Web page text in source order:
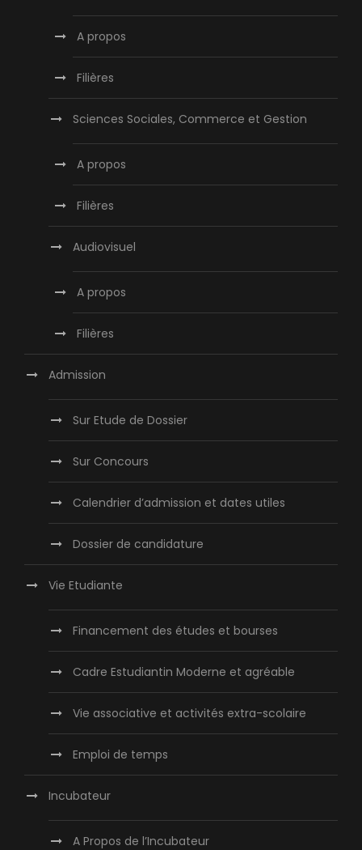
A propos
Filières
Sciences Sociales, Commerce et Gestion
A propos
Filières
Audiovisuel
A propos
Filières
Admission
Sur Etude de Dossier
Sur Concours
Calendrier d’admission et dates utiles
Dossier de candidature
Vie Etudiante
Financement des études et bourses
Cadre Estudiantin Moderne et agréable
Vie associative et activités extra-scolaire
Emploi de temps
Incubateur
A Propos de l’Incubateur